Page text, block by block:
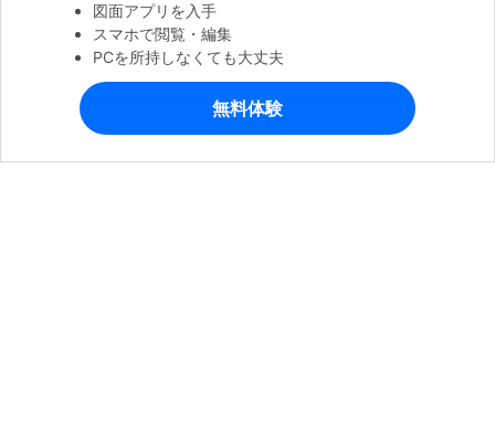
図面アプリを入手
スマホで閲覧・編集
PCを所持しなくても大丈夫
無料体験